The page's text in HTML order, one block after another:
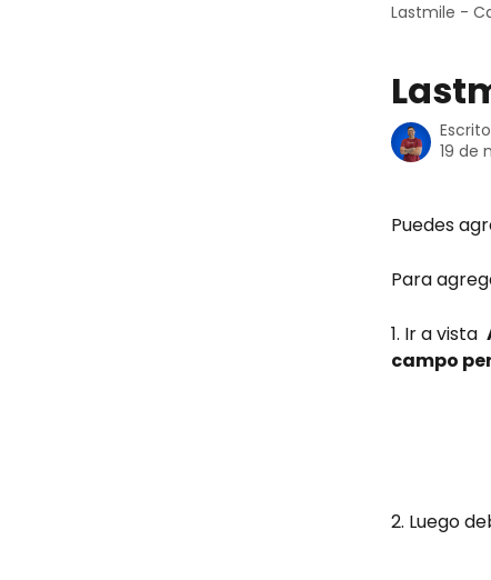
Lastmile -
19 de
Puedes
Para
1. Ir a vista
campo
2. Luego